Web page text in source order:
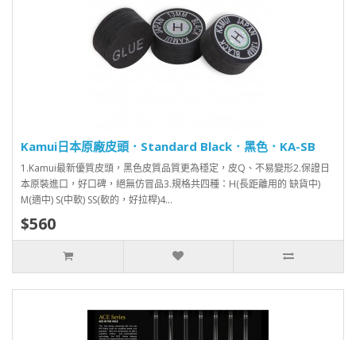
Kamui日本原廠皮頭．Standard Black．黑色．KA-SB
1.Kamui最新優質皮頭，黑色皮質品質更為穩定，皮Q、不易變形2.保證日
本原裝進口，好口碑，絕無仿冒品3.規格共四種：H(長距離用的 缺貨中)
M(適中) S(中軟) SS(軟的，好拉桿)4...
$560